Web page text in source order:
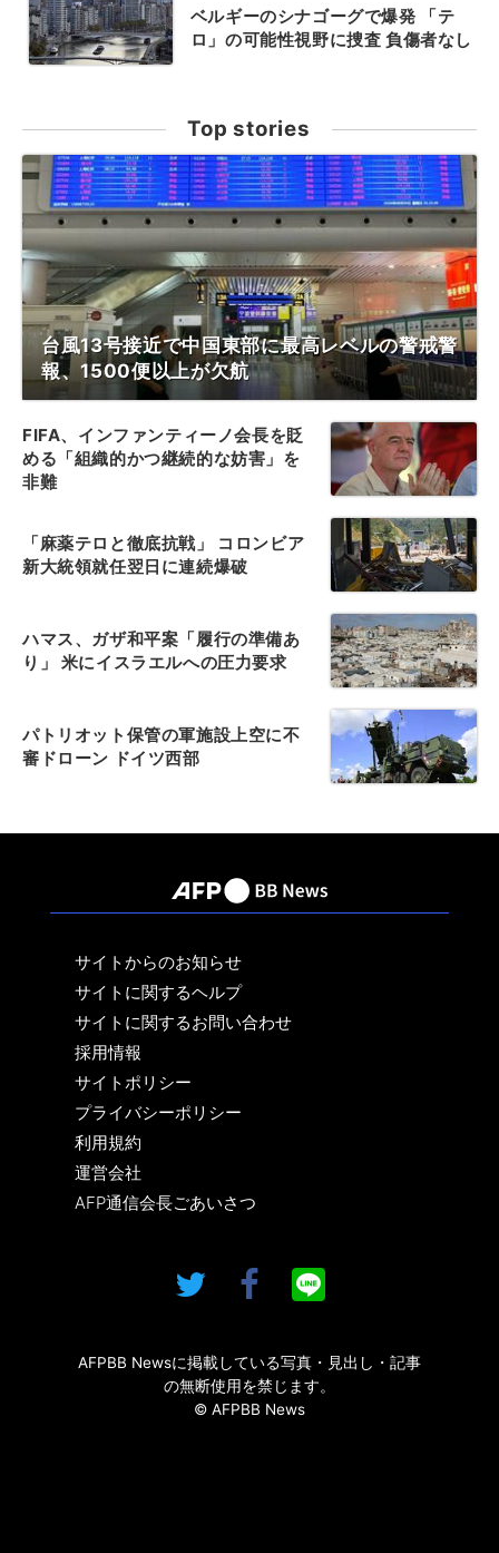
ベルギーのシナゴーグで爆発 「テ
ロ」の可能性視野に捜査 負傷者なし
Top stories
台風13号接近で中国東部に最高レベルの警戒警
報、1500便以上が欠航
FIFA、インファンティーノ会長を貶
める「組織的かつ継続的な妨害」を
非難
「麻薬テロと徹底抗戦」 コロンビア
新大統領就任翌日に連続爆破
ハマス、ガザ和平案「履行の準備あ
り」 米にイスラエルへの圧力要求
パトリオット保管の軍施設上空に不
審ドローン ドイツ西部
サイトからのお知らせ
サイトに関するヘルプ
サイトに関するお問い合わせ
採用情報
サイトポリシー
プライバシーポリシー
利用規約
運営会社
AFP通信会長ごあいさつ
AFPBB Newsに掲載している写真・見出し・記事
の無断使用を禁じます。
© AFPBB News